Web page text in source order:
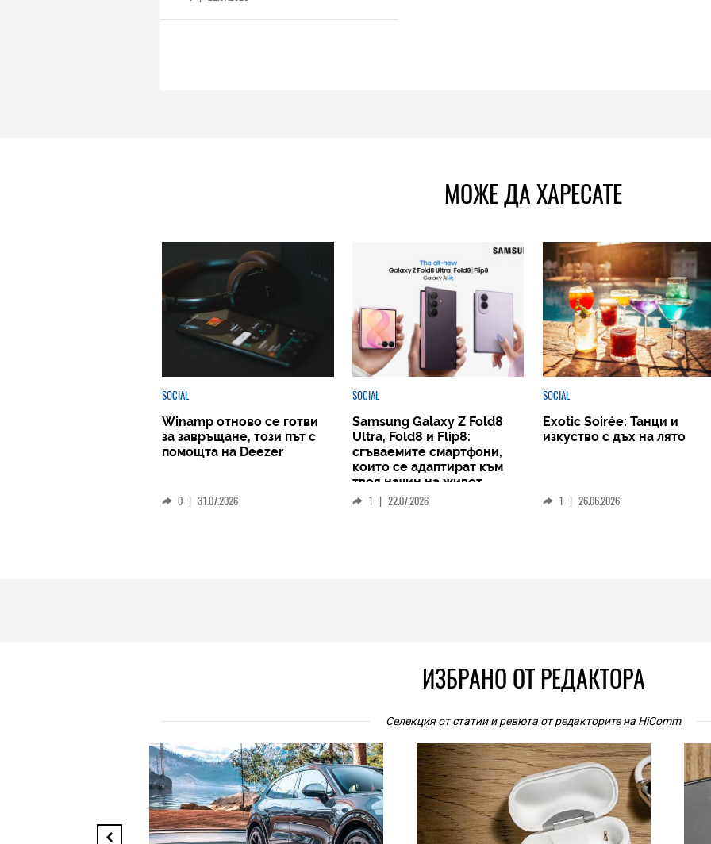
МОЖЕ ДА ХАРЕСАТЕ
SOCIAL
Winamp отново се готви
за завръщане, този път с
помощта на Deezer
0 | 31.07.2026
SOCIAL
Samsung Galaxy Z Fold8
Ultra, Fold8 и Flip8:
сгъваемите смартфони,
които се адаптират към
твоя начин на живот
1 | 22.07.2026
SOCIAL
Exotic Soirée: Танци и
изкуство с дъх на лято
1 | 26.06.2026
ИЗБРАНО ОТ РЕДАКТОРА
Селекция от статии и ревюта от редакторите на HiComm